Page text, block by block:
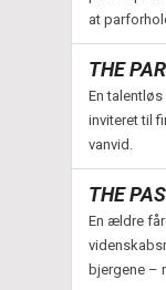
at
THE
En
inviteret til
vanvid.
THE
En ældre
bjergene –